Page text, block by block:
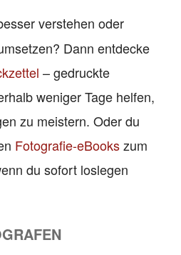
verstehen oder
Dann entdecke
– gedruckte
weniger Tage helfen,
zu meistern. Oder du
Fotografie-eBookszum
du sofort loslegen